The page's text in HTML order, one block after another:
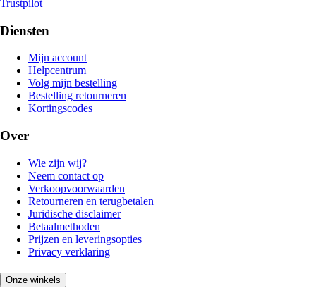
Trustpilot
Diensten
Mijn account
Helpcentrum
Volg mijn bestelling
Bestelling retourneren
Kortingscodes
Over
Wie zijn wij?
Neem contact op
Verkoopvoorwaarden
Retourneren en terugbetalen
Juridische disclaimer
Betaalmethoden
Prijzen en leveringsopties
Privacy verklaring
Onze winkels